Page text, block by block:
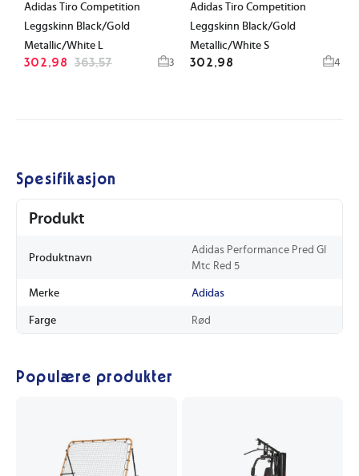
Adidas Tiro Competition
Leggskinn Black/Gold
Metallic/White L
302,98 363,57 3
Adidas Tiro Competition
Leggskinn Black/Gold
Metallic/White S
302,98 4
Spesifikasjon
Produkt
Produktnavn
Adidas Performance Pred Gl
Mtc Red 5
Merke Adidas
Farge Rød
Populære produkter